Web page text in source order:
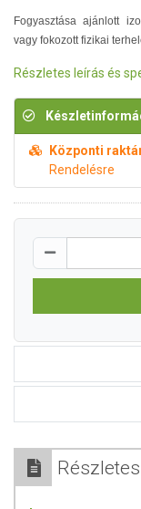
Fogyasztása ajánlott
vagy fokozott fizikai
Részletes leírás és
Központi
Rendelésre